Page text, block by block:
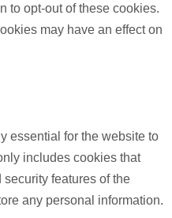
to opt-out of these cookies.
may have an effect on
essential for the website to
includes cookies that
features of the
any personal information.